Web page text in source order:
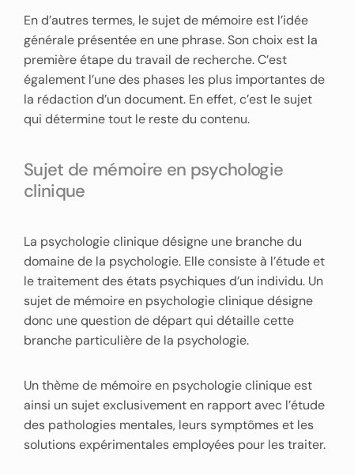
En d’autres termes, le sujet de mémoire est l’idée
générale présentée en une phrase. Son choix est la
première étape du travail de recherche. C’est
également l’une des phases les plus importantes de
la rédaction d’un document. En effet, c’est le sujet
qui détermine tout le reste du contenu.
Sujet de mémoire en psychologie
clinique
La psychologie clinique désigne une branche du
domaine de la psychologie. Elle consiste à l’étude et
le traitement des états psychiques d’un individu. Un
sujet de mémoire en psychologie clinique désigne
donc une question de départ qui détaille cette
branche particulière de la psychologie.
Un thème de mémoire en psychologie clinique est
ainsi un sujet exclusivement en rapport avec l’étude
des pathologies mentales, leurs symptômes et les
solutions expérimentales employées pour les traiter.